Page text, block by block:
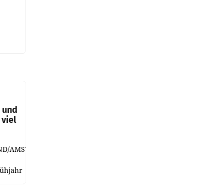
und
viel
AMSTERDAM.